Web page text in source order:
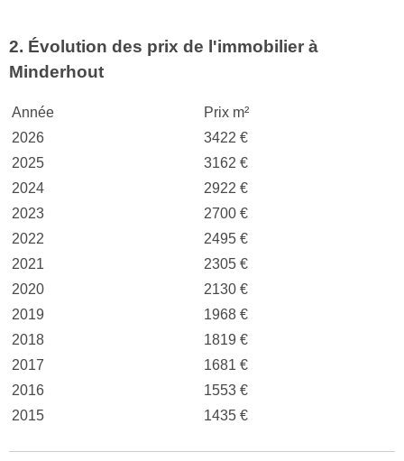
2. Évolution des prix de l'immobilier à
Minderhout
Année
Prix m²
2026
3422 €
2025
3162 €
2024
2922 €
2023
2700 €
2022
2495 €
2021
2305 €
2020
2130 €
2019
1968 €
2018
1819 €
2017
1681 €
2016
1553 €
2015
1435 €